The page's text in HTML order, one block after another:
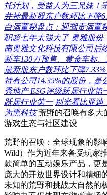
托计划，受益人为三兄妹！
井神最新股东户数环比下降
白酒董秘盘点：迎驾贡酒董
职超七年太强大了 奥雅股份
南奥雅文化科技有限公司后
新车130万预售、黄金车标
最新股东户数环比下降
持有公司14.35%的股份，是
秀地产 ESG评级跃居行业第
跃居行业第一 别光看比亚迪
为黑科技荒野的召唤有多大
游戏生态与社区建设
荒野的召唤：全球现象的影
Wild）作为近年来备受玩家
款简单的互动娱乐产品，更
庞大的开放世界设计和精细
未知的荒野和挑战大自然的